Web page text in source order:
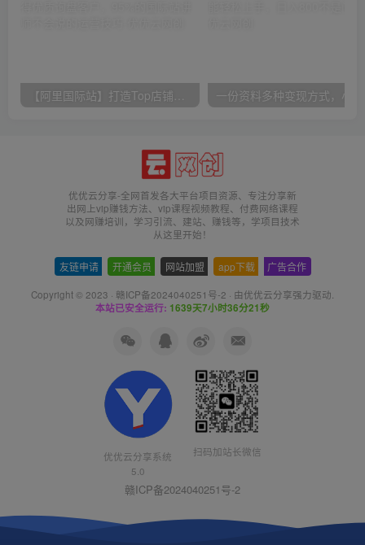
优优云分享-全网首发各大平台项目资源、专注分享新
出网上vip赚钱方法、vip课程视频教程、付费网络课程
以及网赚培训，学习引流、建站、赚钱等，学项目技术
从这里开始！
友链申请 开通会员 网站加盟 app下载 广告合作
Copyright © 2023 · 赣ICP备2024040251号-2 · 由优优云分享强力驱动.
本站已安全运行: 1639天7小时36分21秒
优优云分享系统
5.0
扫码加站长微信
赣ICP备2024040251号-2